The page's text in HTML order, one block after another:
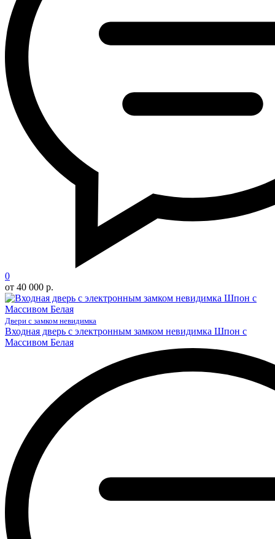
0
от 40 000 р.
Двери с замком невидимка
Входная дверь с электронным замком невидимка Шпон с
Массивом Белая